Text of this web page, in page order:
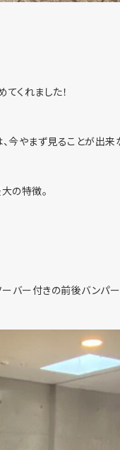
くれました！
今やまず見ることが出
の特徴。
ーバー付きの前後バンパ